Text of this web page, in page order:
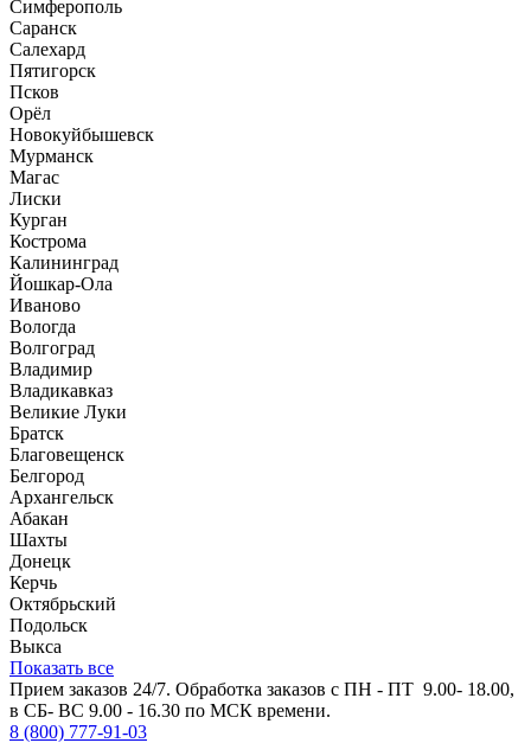
Симферополь
Саранск
Салехард
Пятигорск
Псков
Орёл
Новокуйбышевск
Мурманск
Магас
Лиски
Курган
Кострома
Калининград
Йошкар-Ола
Иваново
Вологда
Волгоград
Владимир
Владикавказ
Великие Луки
Братск
Благовещенск
Белгород
Архангельск
Абакан
Шахты
Донецк
Керчь
Октябрьский
Подольск
Выкса
Показать все
Прием заказов 24/7. Обработка заказов с ПН - ПТ 9.00- 18.00,
в СБ- ВС 9.00 - 16.30 по МСК времени.
8 (800) 777-91-03